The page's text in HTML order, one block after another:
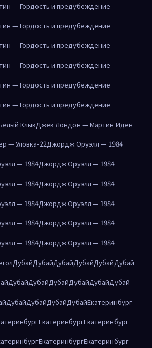
— Гордость и предубеждение
— Гордость и предубеждение
— Гордость и предубеждение
— Гордость и предубеждение
— Гордость и предубеждение
— Гордость и предубеждение
КлыкДжек Лондон — Мартин Иден
— Уловка-22Джордж Оруэлл — 1984
— 1984Джордж Оруэлл — 1984
— 1984Джордж Оруэлл — 1984
— 1984Джордж Оруэлл — 1984
— 1984Джордж Оруэлл — 1984
— 1984Джордж Оруэлл — 1984
ДубайДубайДубайДубайДубайДубай
ДубайДубайДубайДубайДубайДубай
ДубайДубайДубайДубайЕкатеринбург
ЕкатеринбургЕкатеринбург
ЕкатеринбургЕкатеринбург